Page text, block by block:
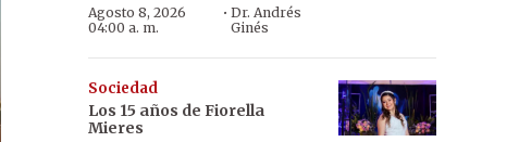
Agosto 8, 2026
04:00 a. m.
·Dr. Andrés
Ginés
Sociedad
Los 15 años de Fiorella
Mieres